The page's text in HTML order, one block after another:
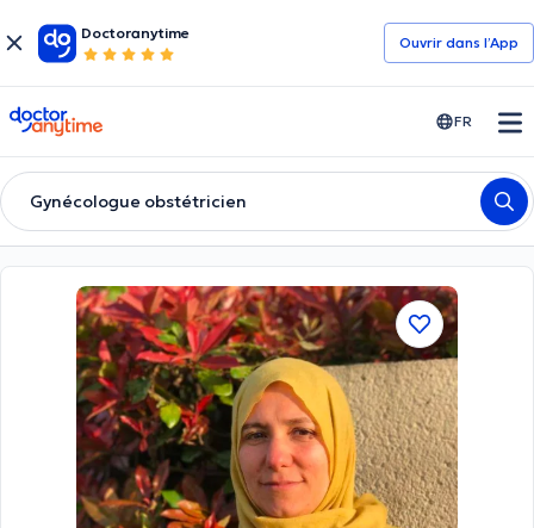
Doctoranytime
Ouvrir dans l’App
doctoranytime FR
Gynécologue obstétricien